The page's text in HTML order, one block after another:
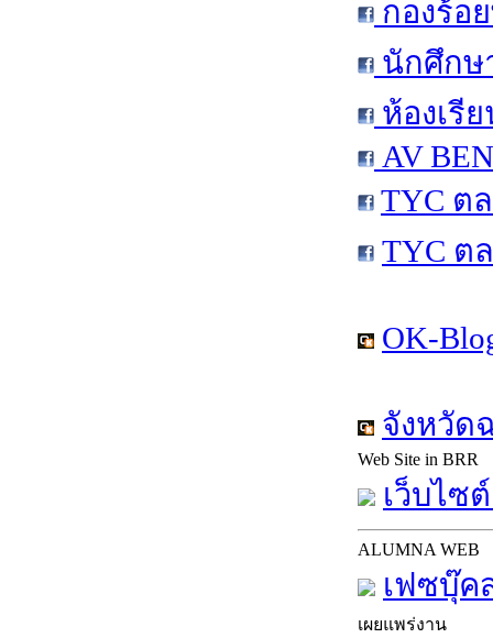
กองร้อ
นักศึกษ
ห้องเรี
AV
TYC ต
TYC ต
OK-
จังหวัด
Web Site in BRR
เว็บไซ
ALUMNA WEB
เฟซบุ๊ค
เผยแพร่งาน